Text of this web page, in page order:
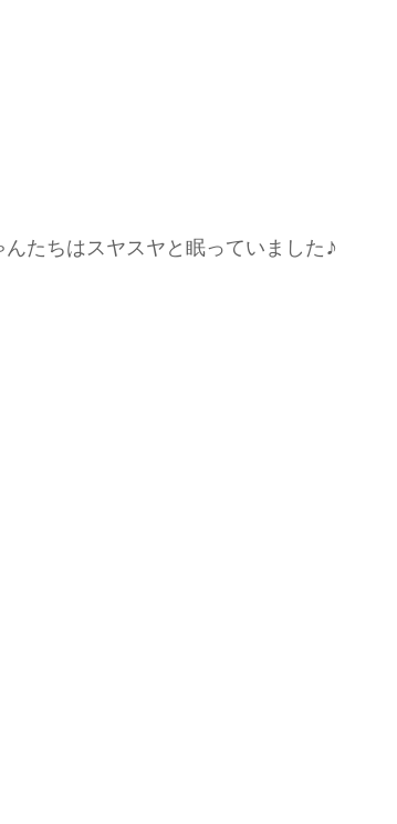
たちはスヤスヤと眠っていました♪